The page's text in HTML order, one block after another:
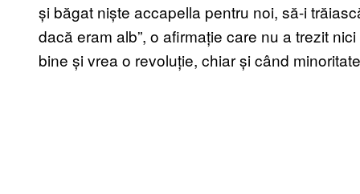
și băgat niște accapella pentru noi, să-i
dacă eram alb”, o afirmație care nu a trezit
bine și vrea o revoluție, chiar și când